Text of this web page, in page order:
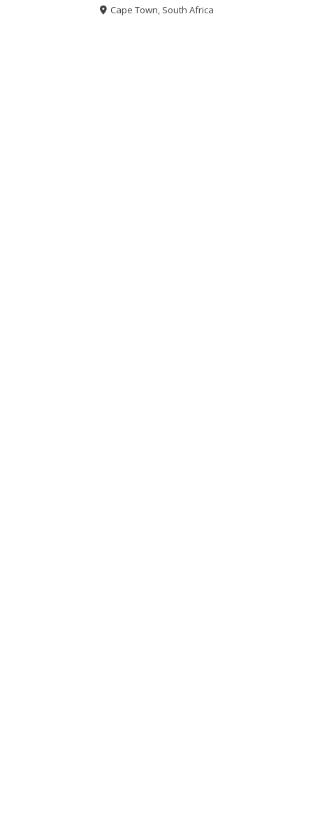
Cape Town, South Africa